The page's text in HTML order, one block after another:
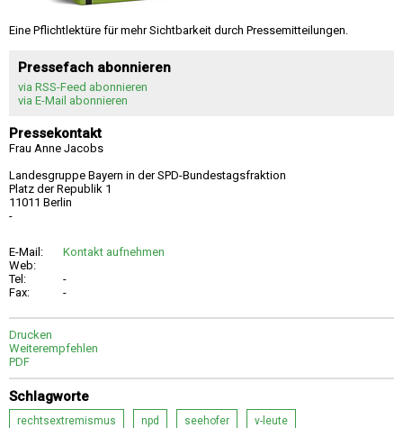
Eine Pflichtlektüre für mehr Sichtbarkeit durch Pressemitteilungen.
Pressefach abonnieren
via RSS-Feed abonnieren
via E-Mail abonnieren
Pressekontakt
Frau Anne Jacobs
Landesgruppe Bayern in der SPD-Bundestagsfraktion
Platz der Republik 1
11011 Berlin
-
E-Mail:
Kontakt aufnehmen
Web:
Tel:
-
Fax:
-
Drucken
Weiterempfehlen
PDF
Schlagworte
rechtsextremismus npd seehofer v-leute